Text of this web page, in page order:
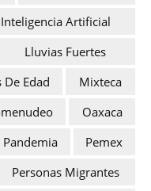
Inteligencia Artificial
Lluvias Fuertes
Edad
Mixteca
Oaxaca
Pandemia
Pemex
Personas Migrantes